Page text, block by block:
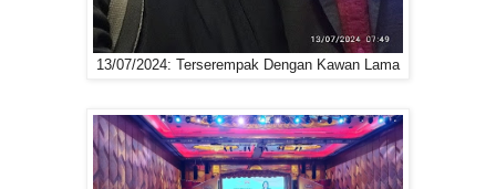
13/07/2024: Terserempak Dengan Kawan Lama